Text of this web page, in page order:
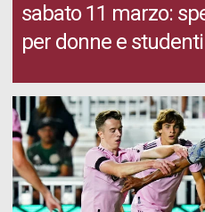
sabato 11 marzo:
per donne e